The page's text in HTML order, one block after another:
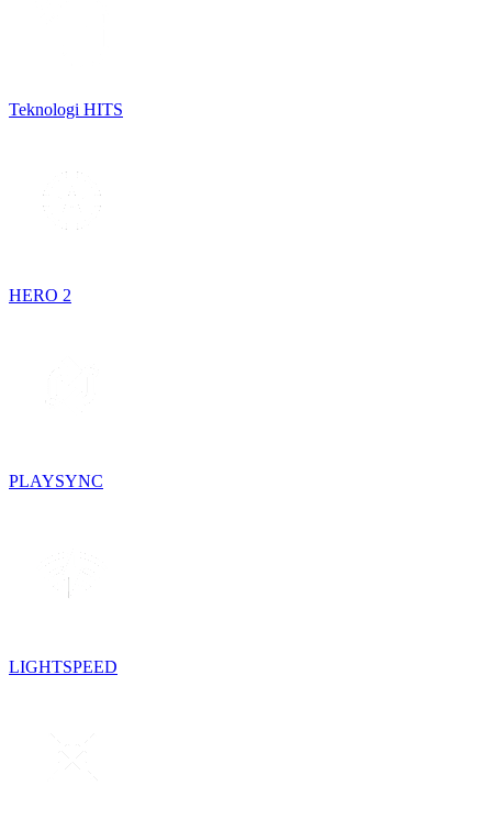
Teknologi HITS
HERO 2
PLAYSYNC
LIGHTSPEED